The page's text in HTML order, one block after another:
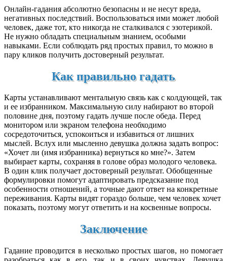
Онлайн-гадания абсолютно безопасны и не несут вреда,
негативных последствий. Воспользоваться ими может любой
человек, даже тот, кто никогда не сталкивался с эзотерикой.
Не нужно обладать специальным знанием, особыми
навыками. Если соблюдать ряд простых правил, то можно в
пару кликов получить достоверный результат.
Как правильно гадать
Карты устанавливают ментальную связь как с колдующей, так
и ее избранником. Максимальную силу набирают во второй
половине дня, поэтому гадать лучше после обеда. Перед
монитором или экраном телефона необходимо
сосредоточиться, успокоиться и избавиться от лишних
мыслей. Вслух или мысленно девушка должна задать вопрос:
«Хочет ли (имя избранника) вернуться ко мне?». Затем
выбирает карты, сохраняя в голове образ молодого человека.
В один клик получает достоверный результат. Обобщенные
формулировки помогут адаптировать предсказание под
особенности отношений, а точные дают ответ на конкретные
переживания. Карты видят гораздо больше, чем человек хочет
показать, поэтому могут ответить и на косвенные вопросы.
Заключение
Гадание проводится в несколько простых шагов, но помогает